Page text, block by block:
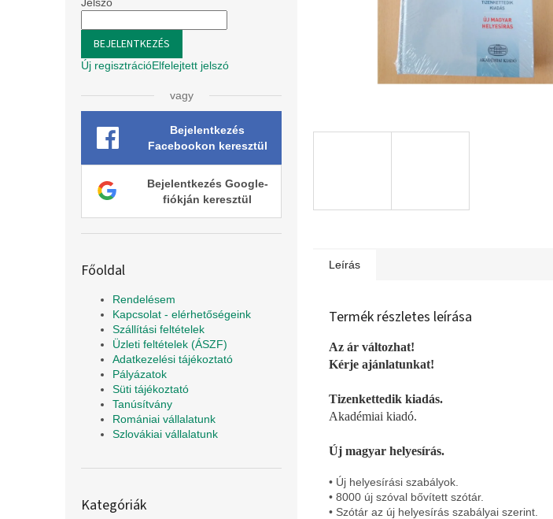
BEJELENTKEZÉS
Új regisztrációElfelejtett jelszó
vagy
Bejelentkezés
Facebookon keresztül
Bejelentkezés Google-
fiókján keresztül
Főoldal
Rendelésem
Kapcsolat - elérhetőségeink
Szállítási feltételek
Üzleti feltételek (ÁSZF)
Adatkezelési tájékoztató
Pályázatok
Süti tájékoztató
Tanúsítvány
Romániai vállalatunk
Szlovákiai vállalatunk
átugrása
Kategóriák
Leírás
Termék részletes leírása
Az ár változhat!
Kérje ajánlatunkat!
Tizenkettedik kiadás.
Akadémiai kiadó.
Új magyar helyesírás.
• Új helyesírási szabályok.
• 8000 új szóval bővített szótár.
• Szótár az új helyesírás szabályai szerint.